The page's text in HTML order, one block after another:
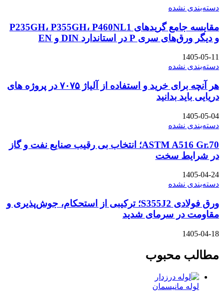
دسته‌بندی نشده
مقایسه جامع گریدهای P235GH، P355GH، P460NL1
و دیگر ورق‌های سری P در استاندارد DIN و EN
1405-05-11
دسته‌بندی نشده
هر آنچه برای خرید و استفاده از آلیاژ ۷۰۷۵ در پروژه های
دریایی باید بدانید
1405-05-04
دسته‌بندی نشده
ASTM A516 Gr.70؛ انتخاب بی رقیب صنایع نفت و گاز
در شرایط سخت
1405-04-24
دسته‌بندی نشده
ورق فولادی S355J2؛ ترکیبی از استحکام، جوش‌پذیری و
مقاومت در سرمای شدید
1405-04-18
مطالب محبوب
لوله مانیسمان